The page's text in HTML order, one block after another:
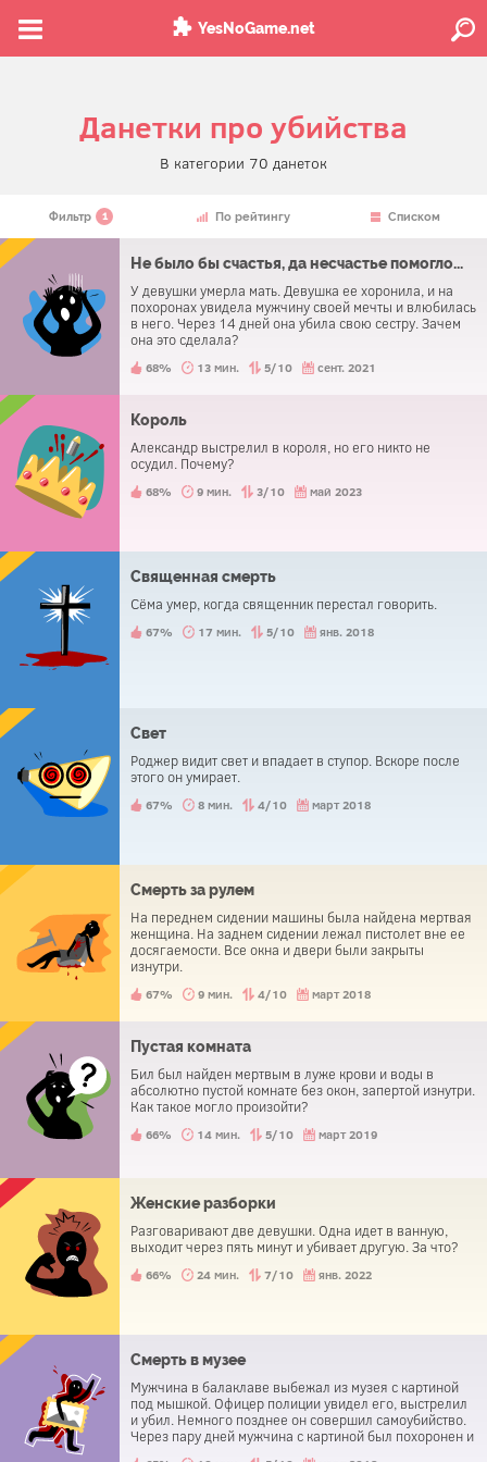
YesNoGame.net
Данетки про убийства
В категории 70 данеток
Фильтр 1 По рейтингу Списком
Не было бы счастья, да несчастье помогло...
У девушки умерла мать. Девушка ее хоронила, и на
похоронах увидела мужчину своей мечты и влюбилась
в него. Через 14 дней она убила свою сестру. Зачем
она это сделала?
68% 13 мин. 5/10 сент. 2021
Король
Александр выстрелил в короля, но его никто не
осудил. Почему?
68% 9 мин. 3/10 май 2023
Священная смерть
Сёма умер, когда священник перестал говорить.
67% 17 мин. 5/10 янв. 2018
Свет
Роджер видит свет и впадает в ступор. Вскоре после
этого он умирает.
67% 8 мин. 4/10 март 2018
Смерть за рулем
На переднем сидении машины была найдена мертвая
женщина. На заднем сидении лежал пистолет вне ее
досягаемости. Все окна и двери были закрыты
изнутри.
67% 9 мин. 4/10 март 2018
Пустая комната
Бил был найден мертвым в луже крови и воды в
абсолютно пустой комнате без окон, запертой изнутри.
Как такое могло произойти?
66% 14 мин. 5/10 март 2019
Женские разборки
Разговаривают две девушки. Одна идет в ванную,
выходит через пять минут и убивает другую. За что?
66% 24 мин. 7/10 янв. 2022
Смерть в музее
Мужчина в балаклаве выбежал из музея с картиной
под мышкой. Офицер полиции увидел его, выстрелил
и убил. Немного позднее он совершил самоубийство.
Через пару дней мужчина с картиной был похоронен и